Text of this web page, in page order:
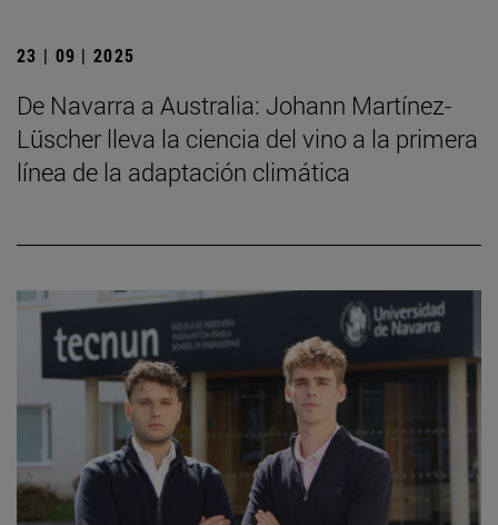
23 | 09 | 2025
De Navarra a Australia: Johann Martínez-
Lüscher lleva la ciencia del vino a la primera
línea de la adaptación climática